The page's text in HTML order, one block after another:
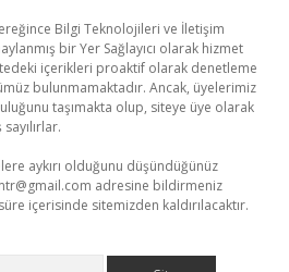
Bilgi Teknolojileri ve İletişim
bir Yer Sağlayıcı olarak hizmet
içerikleri proaktif olarak denetleme
bulunmamaktadır. Ancak, üyelerimiz
taşımakta olup, siteye üye olarak
aykırı olduğunu düşündüğünüz
adresine bildirmeniz
içerisinde sitemizden kaldırılacaktır.